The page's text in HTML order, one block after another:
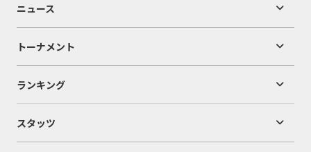
ニュース
トーナメント
ランキング
スタッツ